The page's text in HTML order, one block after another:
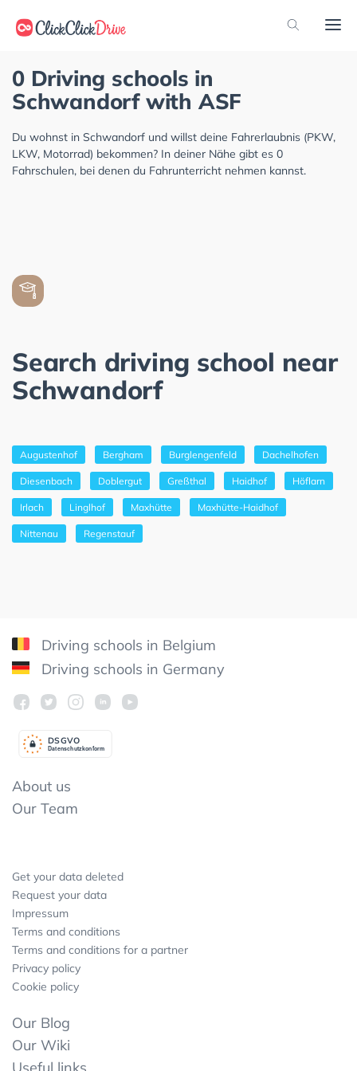
0 Driving schools in
Schwandorf with ASF
Du wohnst in Schwandorf und willst deine Fahrerlaubnis (PKW,
LKW, Motorrad) bekommen? In deiner Nähe gibt es 0
Fahrschulen, bei denen du Fahrunterricht nehmen kannst.
Search driving school near
Schwandorf
Augustenhof Bergham Burglengenfeld Dachelhofen
Diesenbach Doblergut Greßthal Haidhof Höflarn
Irlach Linglhof Maxhütte Maxhütte-Haidhof
Nittenau Regenstauf
Driving schools in Belgium
Driving schools in Germany
Datenschutzkonform
DSGVO
About us
Our Team
Get your data deleted
Request your data
Impressum
Terms and conditions
Terms and conditions for a partner
Privacy policy
Cookie policy
Our Blog
Our Wiki